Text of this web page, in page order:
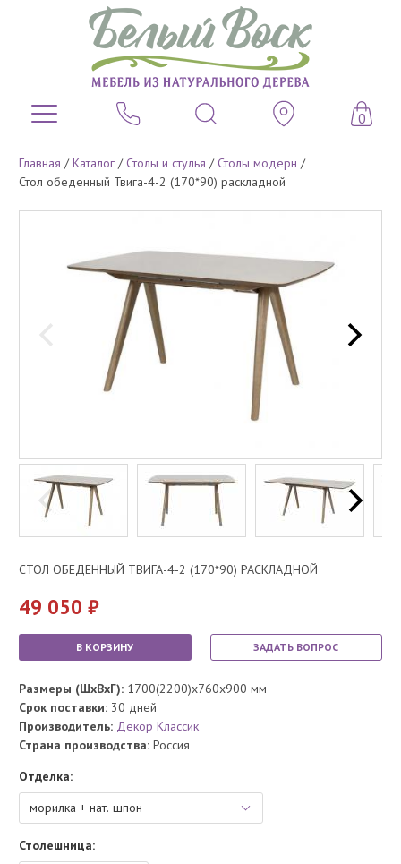
0
Главная /Каталог / Столы и стулья / Столы модерн /
Стол обеденный Твига-4-2 (170*90) раскладной
СТОЛ ОБЕДЕННЫЙ ТВИГА-4-2 (170*90) РАСКЛАДНОЙ
49 050
В КОРЗИНУ ЗАДАТЬ ВОПРОС
Размеры (ШхВхГ): 1700(2200)x760x900 мм
Срок поставки: 30 дней
Производитель: Декор Классик
Страна производства: Россия
Отделка:
Столешница: